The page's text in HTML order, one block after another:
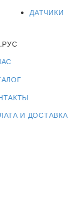
ДАТЧИКИ
И ДОСТАВКА